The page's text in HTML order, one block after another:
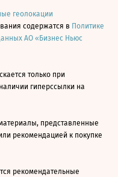
геолокации
содержатся в Политике
АО «Бизнес Ньюс
только при
гиперссылки на
представленные
рекомендацией к покупке
рекомендательные